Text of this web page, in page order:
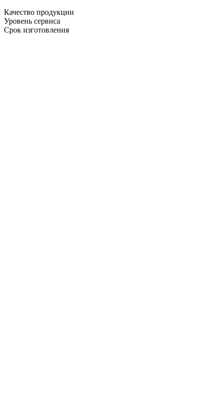
Качество продукции
Уровень сервиса
Срок изготовления